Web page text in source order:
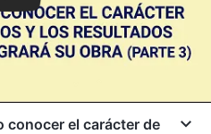
conocer el carácter de